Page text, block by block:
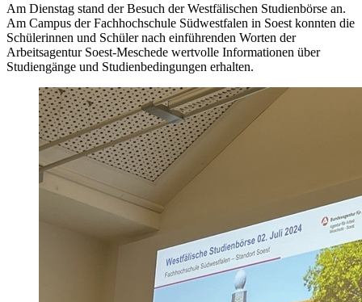
Am Dienstag stand der Besuch der Westfälischen Studienbörse an.
Am Campus der Fachhochschule Südwestfalen in Soest konnten die
Schülerinnen und Schüler nach einführenden Worten der
Arbeitsagentur Soest-Meschede wertvolle Informationen über
Studiengänge und Studienbedingungen erhalten.